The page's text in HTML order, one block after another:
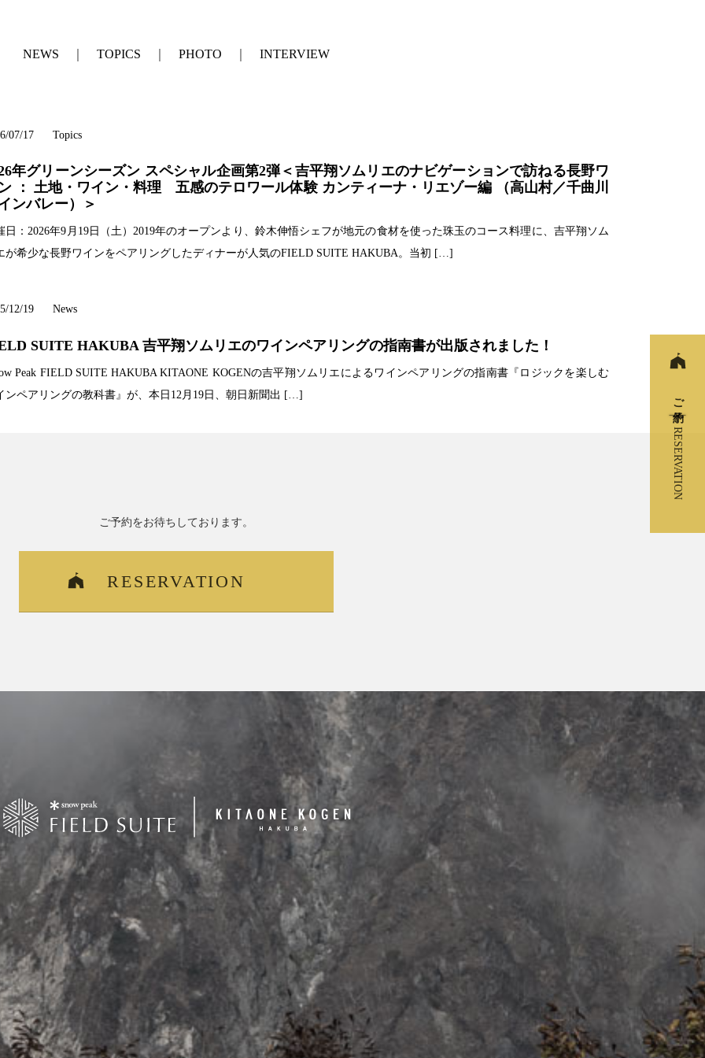
NEWS TOPICS PHOTO INTERVIEW
07/17 Topics
年グリーンシーズン スペシャル企画第2弾＜吉平翔ソムリエのナビゲーションで訪ねる長野ワ
： 土地・ワイン・料理 五感のテロワール体験 カンティーナ・リエゾー編 （高山村／千曲川
ンバレー）＞
日：2026年9月19日（土）2019年のオープンより、鈴木伸悟シェフが地元の食材を使った珠玉のコース料理に、吉平翔ソム
が希少な長野ワインをペアリングしたディナーが人気のFIELD SUITE HAKUBA。当初 […]
12/19 News
SUITE HAKUBA 吉平翔ソムリエのワインペアリングの指南書が出版されました！
Peak FIELD SUITE HAKUBA KITAONE KOGENの吉平翔ソムリエによるワインペアリングの指南書『ロジックを楽しむ
ンペアリングの教科書』が、本日12月19日、朝日新聞出 […]
ご予約をお待ちしております。
RESERVATION
ご予約
RESERVATION